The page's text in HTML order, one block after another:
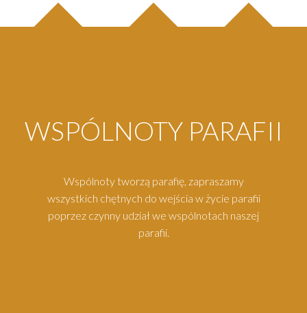
WSPÓLNOTY PARAFII
Wspólnoty tworzą parafię, zapraszamy
wszystkich chętnych do wejścia w życie parafii
poprzez czynny udział we wspólnotach naszej
parafii.